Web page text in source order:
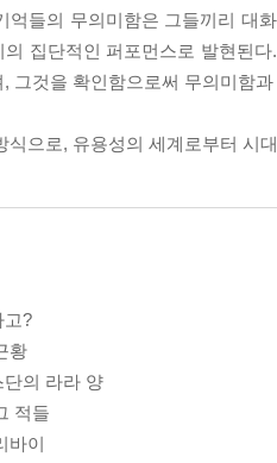
억들의 무의미함은 그들끼리 대
의 집단적인 퍼포먼스로 발현된
그것을 확인함으로써 무의미함
식으로, 유용성의 세계로부터 시
고?
황
의 라라 양
적들
바이